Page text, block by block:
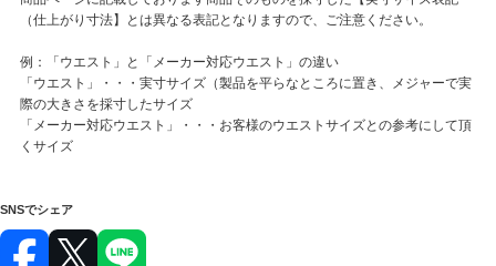
（仕上がり寸法】とは異なる表記となりますので、ご注意ください。
例：「ウエスト」と「メーカー対応ウエスト」の違い
「ウエスト」・・・実寸サイズ（製品を平らなところに置き、メジャーで実
際の大きさを採寸したサイズ
「メーカー対応ウエスト」・・・お客様のウエストサイズとの参考にして頂
くサイズ
SNSでシェア